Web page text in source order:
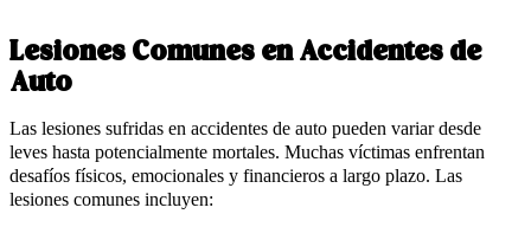
Lesiones Comunes en Accidentes de
Auto
Las lesiones sufridas en accidentes de auto pueden variar desde
leves hasta potencialmente mortales. Muchas víctimas enfrentan
desafíos físicos, emocionales y financieros a largo plazo. Las
lesiones comunes incluyen: